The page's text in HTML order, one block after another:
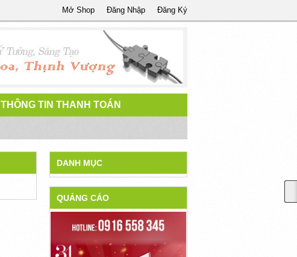
Đăng Ký
Đăng Nhập
Mở Shop
THÔNG TIN THANH TOÁN
DANH MỤC
QUẢNG CÁO